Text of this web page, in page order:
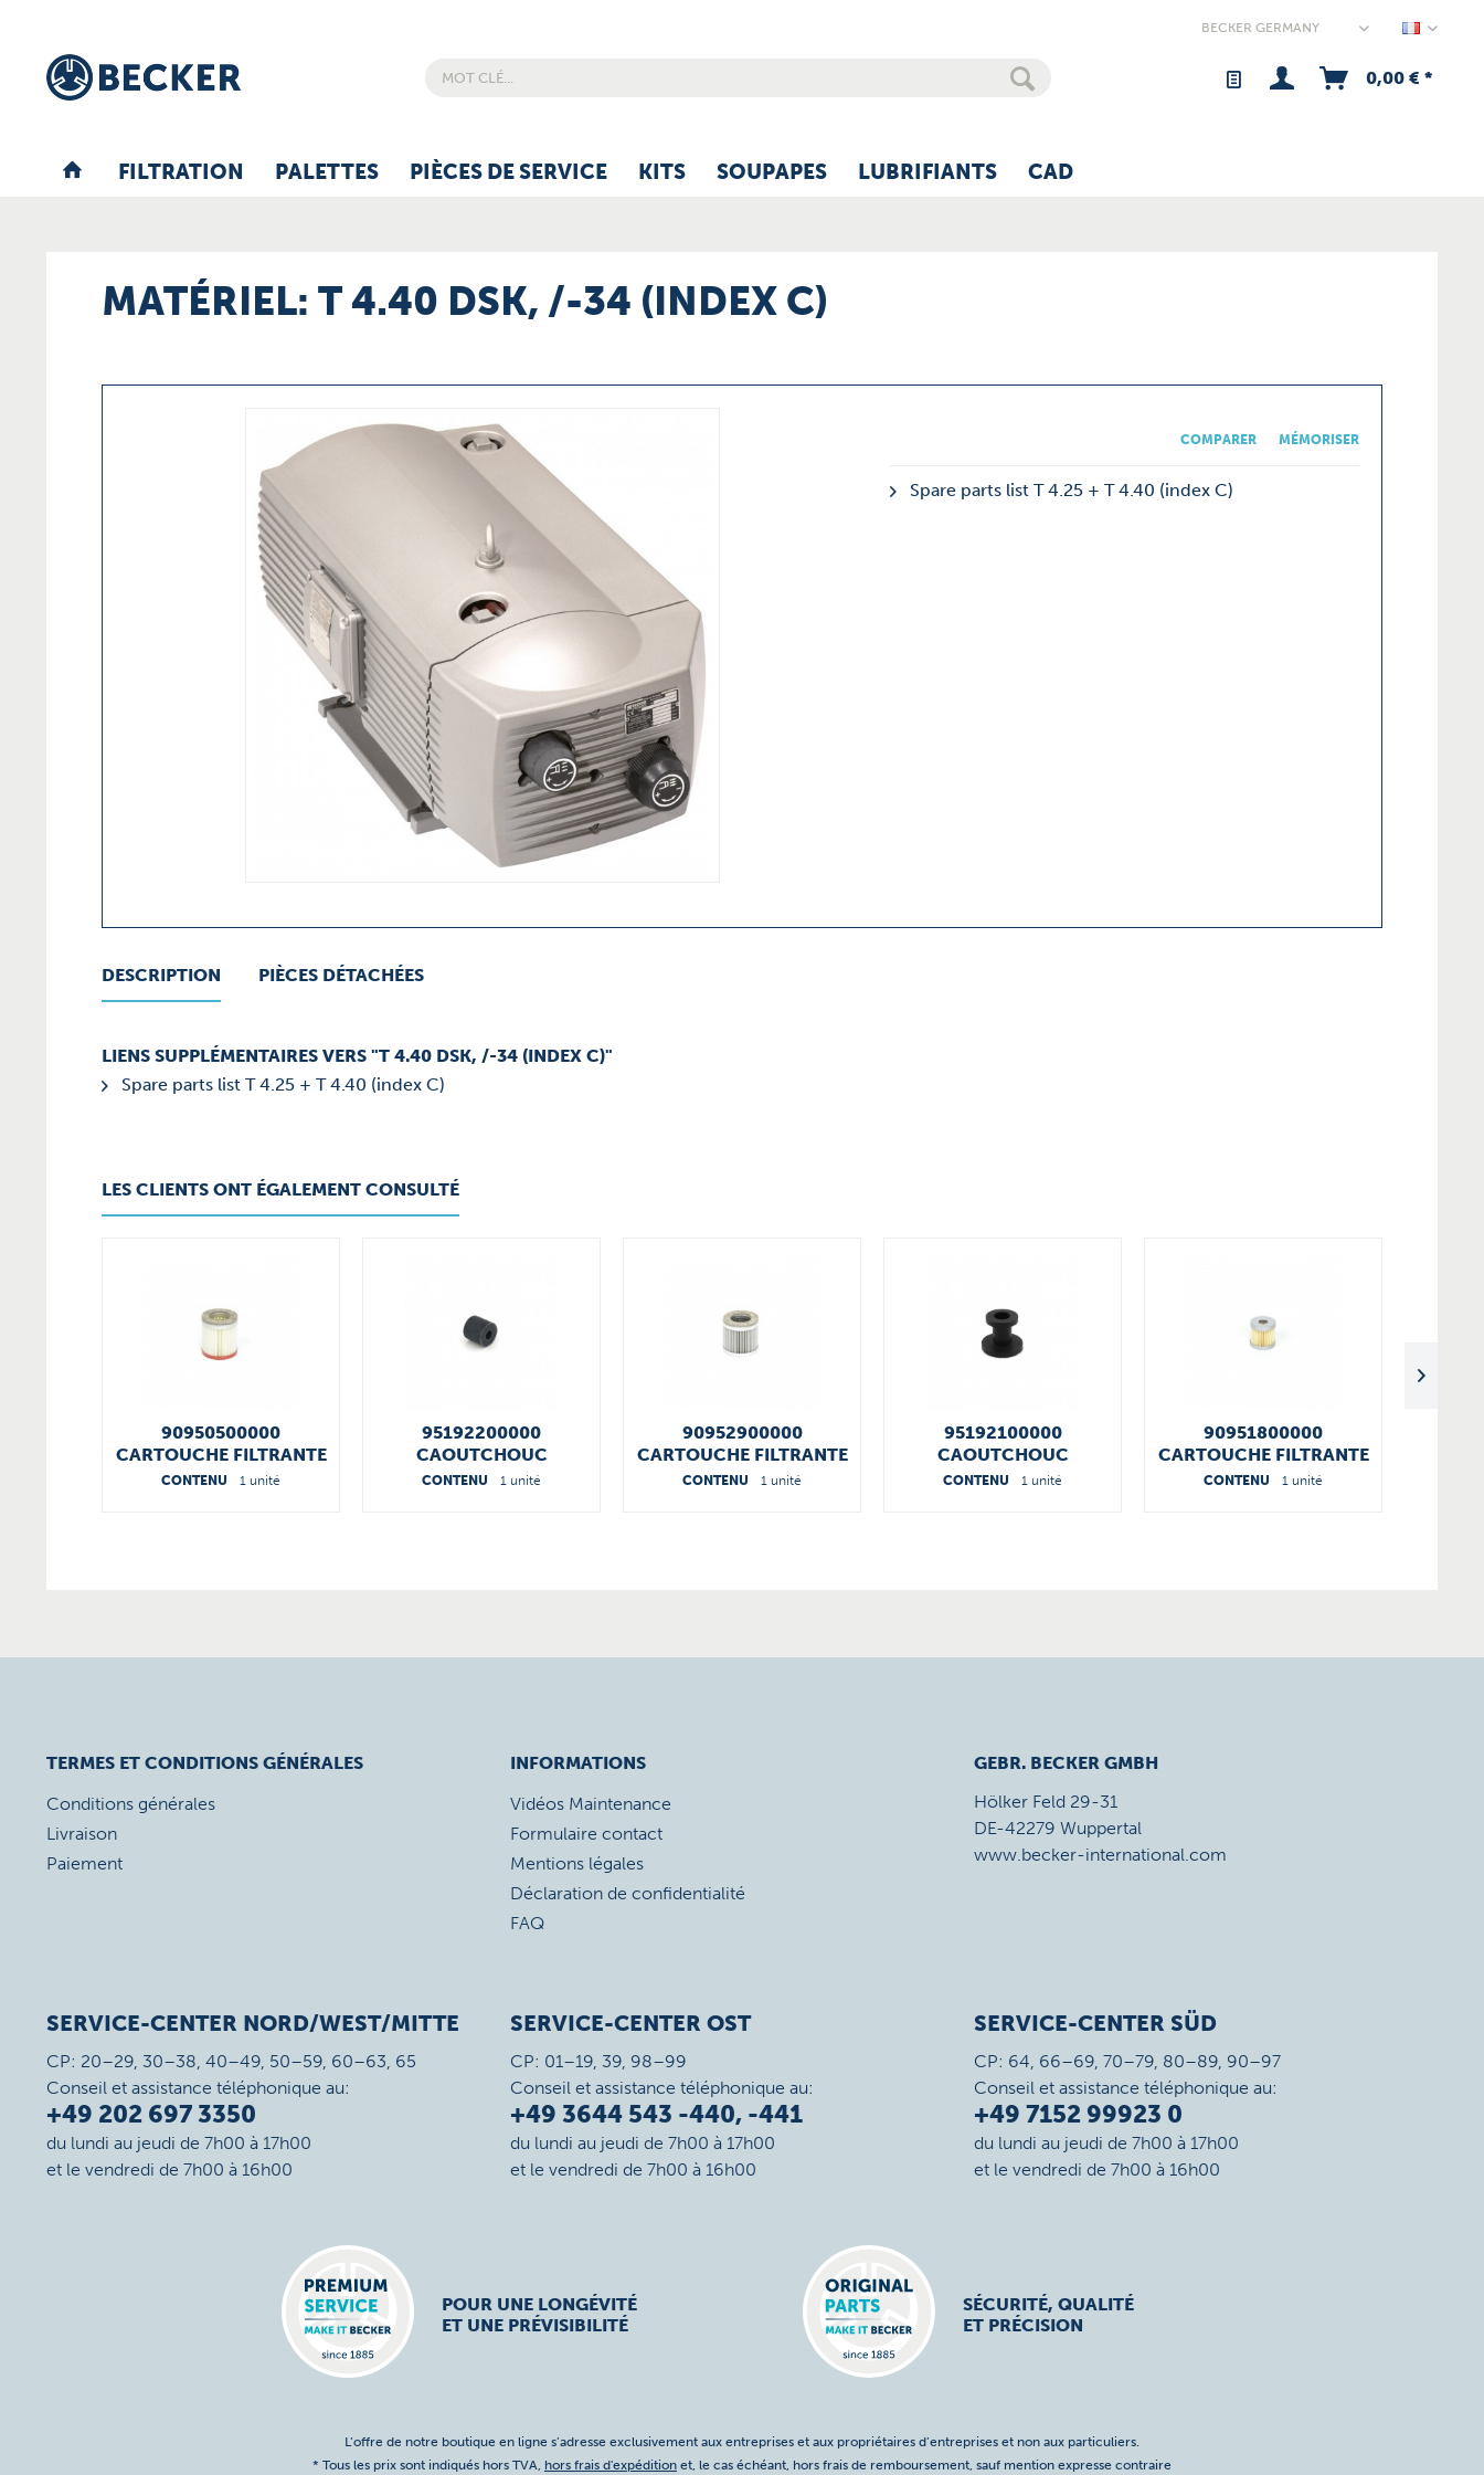
0,00 € *
FILTRATION PALETTES PIÈCES DE SERVICE KITS SOUPAPES LUBRIFIANTS CAD
MATÉRIEL: T 4.40 DSK, /-34 (INDEX C)
COMPARER MÉMORISER
Spare parts list T 4.25 + T 4.40 (index C)
DESCRIPTION PIÈCES DÉTACHÉES
LIENS SUPPLÉMENTAIRES VERS "T 4.40 DSK, /-34 (INDEX C)"
Spare parts list T 4.25 + T 4.40 (index C)
LES CLIENTS ONT ÉGALEMENT CONSULTÉ
90950500000
CARTOUCHE FILTRANTE
CONTENU 1 unité
95192200000
CAOUTCHOUC
CONTENU 1 unité
90952900000
CARTOUCHE FILTRANTE
CONTENU 1 unité
95192100000
CAOUTCHOUC
CONTENU 1 unité
90951800000
CARTOUCHE FILTRANTE
CONTENU 1 unité
TERMES ET CONDITIONS GÉNÉRALES
Conditions générales
Livraison
Paiement
INFORMATIONS
Vidéos Maintenance
Formulaire contact
Mentions légales
Déclaration de confidentialité
FAQ
GEBR. BECKER GMBH
Hölker Feld 29-31
DE-42279 Wuppertal
www.becker-international.com
SERVICE-CENTER NORD/WEST/MITTE
CP: 20–29, 30–38, 40–49, 50–59, 60–63, 65
Conseil et assistance téléphonique au:
+49 202 697 3350
du lundi au jeudi de 7h00 à 17h00
et le vendredi de 7h00 à 16h00
SERVICE-CENTER OST
CP: 01–19, 39, 98–99
Conseil et assistance téléphonique au:
+49 3644 543 -440, -441
du lundi au jeudi de 7h00 à 17h00
et le vendredi de 7h00 à 16h00
SERVICE-CENTER SÜD
CP: 64, 66–69, 70–79, 80–89, 90–97
Conseil et assistance téléphonique au:
+49 7152 99923 0
du lundi au jeudi de 7h00 à 17h00
et le vendredi de 7h00 à 16h00
POUR UNE LONGÉVITÉ
ET UNE PRÉVISIBILITÉ
SÉCURITÉ, QUALITÉ
ET PRÉCISION
L’offre de notre boutique en ligne s’adresse exclusivement aux entreprises et aux propriétaires d’entreprises et non aux particuliers.
* Tous les prix sont indiqués hors TVA, hors frais d'expédition et, le cas échéant, hors frais de remboursement, sauf mention expresse contraire